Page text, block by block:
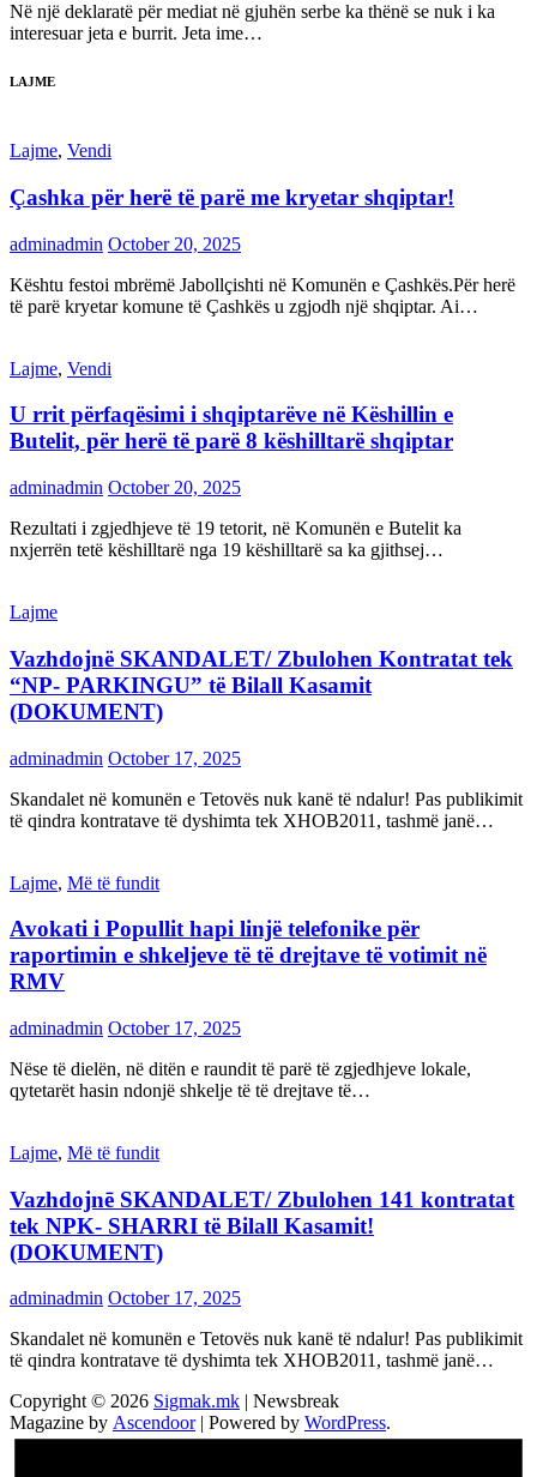
Në një deklaratë për mediat në gjuhën serbe ka thënë se nuk i ka
interesuar jeta e burrit. Jeta ime…
LAJME
Lajme, Vendi
Çashka për herë të parë me kryetar shqiptar!
adminadmin October 20, 2025
Kështu festoi mbrëmë Jabollçishti në Komunën e Çashkës.Për herë
të parë kryetar komune të Çashkës u zgjodh një shqiptar. Ai…
Lajme, Vendi
U rrit përfaqësimi i shqiptarëve në Këshillin e
Butelit, për herë të parë 8 këshilltarë shqiptar
adminadmin October 20, 2025
Rezultati i zgjedhjeve të 19 tetorit, në Komunën e Butelit ka
nxjerrën tetë këshilltarë nga 19 këshilltarë sa ka gjithsej…
Lajme
Vazhdojnë SKANDALET/ Zbulohen Kontratat tek
“NP- PARKINGU” të Bilall Kasamit
(DOKUMENT)
adminadmin October 17, 2025
Skandalet në komunën e Tetovës nuk kanë të ndalur! Pas publikimit
të qindra kontratave të dyshimta tek XHOB2011, tashmë janë…
Lajme, Më të fundit
Avokati i Popullit hapi linjë telefonike për
raportimin e shkeljeve të të drejtave të votimit në
RMV
adminadmin October 17, 2025
Nëse të dielën, në ditën e raundit të parë të zgjedhjeve lokale,
qytetarët hasin ndonjë shkelje të të drejtave të…
Lajme, Më të fundit
Vazhdojnē SKANDALET/ Zbulohen 141 kontratat
tek NPK- SHARRI të Bilall Kasamit!
(DOKUMENT)
adminadmin October 17, 2025
Skandalet në komunën e Tetovës nuk kanë të ndalur! Pas publikimit
të qindra kontratave të dyshimta tek XHOB2011, tashmë janë…
Copyright © 2026 Sigmak.mk | Newsbreak
Magazine by Ascendoor| Powered by WordPress.